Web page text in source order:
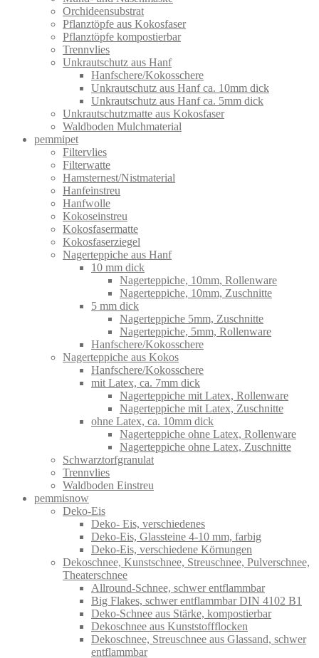
Orchideensubstrat
Pflanztöpfe aus Kokosfaser
Pflanztöpfe kompostierbar
Trennvlies
Unkrautschutz aus Hanf
Hanfschere/Kokosschere
Unkrautschutz aus Hanf ca. 10mm dick
Unkrautschutz aus Hanf ca. 5mm dick
Unkrautschutzmatte aus Kokosfaser
Waldboden Mulchmaterial
pemmipet
Filtervlies
Filterwatte
Hamsternest/Nistmaterial
Hanfeinstreu
Hanfwolle
Kokoseinstreu
Kokosfasermatte
Kokosfaserziegel
Nagerteppiche aus Hanf
10 mm dick
Nagerteppiche, 10mm, Rollenware
Nagerteppiche, 10mm, Zuschnitte
5 mm dick
Nagerteppiche 5mm, Zuschnitte
Nagerteppiche, 5mm, Rollenware
Hanfschere/Kokosschere
Nagerteppiche aus Kokos
Hanfschere/Kokosschere
mit Latex, ca. 7mm dick
Nagerteppiche mit Latex, Rollenware
Nagerteppiche mit Latex, Zuschnitte
ohne Latex, ca. 10mm dick
Nagerteppiche ohne Latex, Rollenware
Nagerteppiche ohne Latex, Zuschnitte
Schwarztorfgranulat
Trennvlies
Waldboden Einstreu
pemmisnow
Deko-Eis
Deko- Eis, verschiedenes
Deko-Eis, Glassteine 4-10 mm, farbig
Deko-Eis, verschiedene Körnungen
Dekoschnee, Kunstschnee, Streuschnee, Pulverschnee,
Theaterschnee
Allround-Schnee, schwer entflammbar
Big Flakes, schwer entflammbar DIN 4102 B1
Deko-Schnee aus Stärke, kompostierbar
Dekoschnee aus Kunststoffflocken
Dekoschnee, Streuschnee aus Glassand, schwer
entflammbar